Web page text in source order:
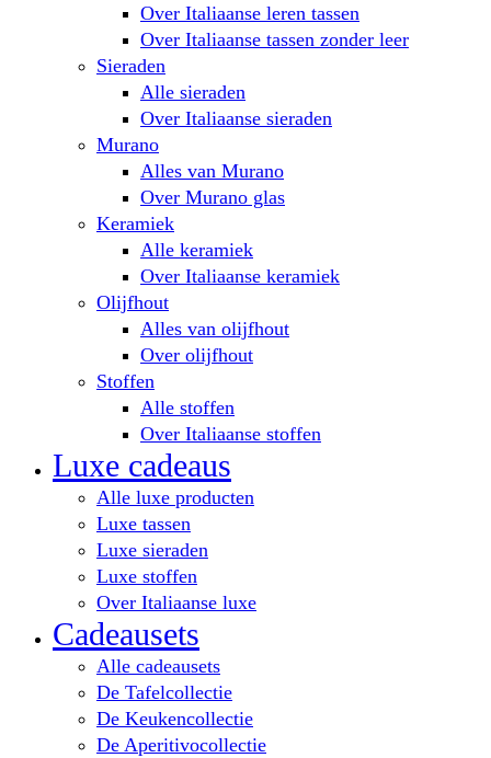
Over Italiaanse leren tassen
Over Italiaanse tassen zonder leer
Sieraden
Alle sieraden
Over Italiaanse sieraden
Murano
Alles van Murano
Over Murano glas
Keramiek
Alle keramiek
Over Italiaanse keramiek
Olijfhout
Alles van olijfhout
Over olijfhout
Stoffen
Alle stoffen
Over Italiaanse stoffen
Luxe cadeaus
Alle luxe producten
Luxe tassen
Luxe sieraden
Luxe stoffen
Over Italiaanse luxe
Cadeausets
Alle cadeausets
De Tafelcollectie
De Keukencollectie
De Aperitivocollectie